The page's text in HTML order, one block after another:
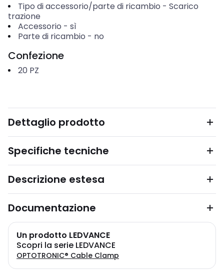
Tipo di accessorio/parte di ricambio - Scarico
trazione
Accessorio - sì
Parte di ricambio - no
Confezione
20 PZ
Dettaglio prodotto
Specifiche tecniche
Descrizione estesa
Documentazione
Un prodotto LEDVANCE
Scopri la serie LEDVANCE
OPTOTRONIC® Cable Clamp